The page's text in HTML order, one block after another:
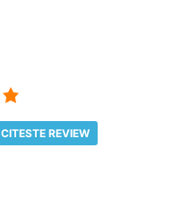
CITESTE REVIEW